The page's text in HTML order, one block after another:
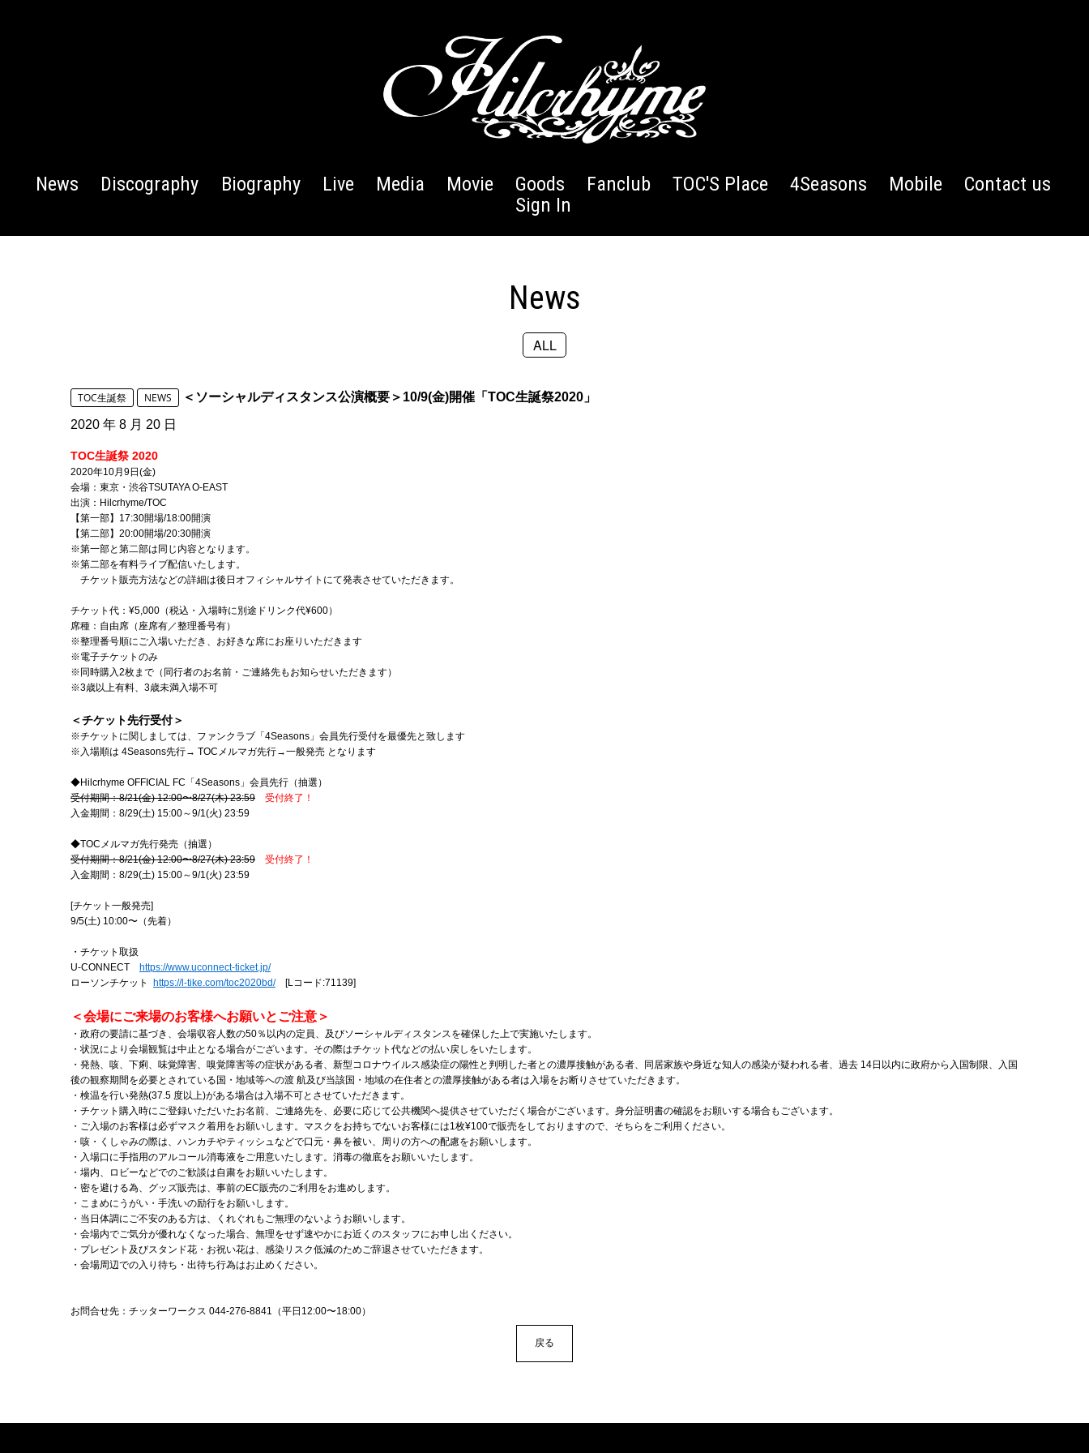
News Discography Biography Live Media Movie Goods Fanclub TOC'S Place 4Seasons Mobile
Contact us
Sign In
News
ALL
TOC生誕祭 NEWS ＜ソーシャルディスタンス公演概要＞10/9(金)開催「TOC生誕祭2020」
2020 年 8 月 20 日
TOC生誕祭 2020
2020年10月9日(金)
会場：東京・渋谷TSUTAYA O-EAST
出演：Hilcrhyme/TOC
【第一部】17:30開場/18:00開演
【第二部】20:00開場/20:30開演
※第一部と第二部は同じ内容となります。
※第二部を有料ライブ配信いたします。
チケット販売方法などの詳細は後日オフィシャルサイトにて発表させていただきます。
チケット代：¥5,000（税込・入場時に別途ドリンク代¥600）
席種：自由席（座席有／整理番号有）
※整理番号順にご入場いただき、お好きな席にお座りいただきます
※電子チケットのみ
※同時購入2枚まで（同行者のお名前・ご連絡先もお知らせいただきます）
※3歳以上有料、3歳未満入場不可
＜チケット先行受付＞
※チケットに関しましては、ファンクラブ「4Seasons」会員先行受付を最優先と致します
※入場順は 4Seasons先行→ TOCメルマガ先行→一般発売 となります
◆Hilcrhyme OFFICIAL FC「4Seasons」会員先行（抽選）
受付期間：8/21(金) 12:00〜8/27(木) 23:59
受付終了！
入金期間：8/29(土) 15:00～9/1(火) 23:59
◆TOCメルマガ先行発売（抽選）
受付期間：8/21(金) 12:00〜8/27(木) 23:59
受付終了！
入金期間：8/29(土) 15:00～9/1(火) 23:59
[チケット一般発売]
9/5(土) 10:00〜（先着）
・チケット取扱
U-CONNECT https://www.uconnect-ticket.jp/
ローソンチケット https://l-tike.com/toc2020bd/[Lコード:71139]
＜会場にご来場のお客様へお願いとご注意＞
・政府の要請に基づき、会場収容人数の50％以内の定員、及びソーシャルディスタンスを確保した上で実施いたします。
・状況により会場観覧は中止となる場合がございます。その際はチケット代などの払い戻しをいたします。
・発熱、咳、下痢、味覚障害、嗅覚障害等の症状がある者、新型コロナウイルス感染症の陽性と判明した者との濃厚接触がある者、同居家族や身近な知人の感染が疑われる者、過去 14日以内に政府から入国制限、入国
後の観察期間を必要とされている国・地域等への渡 航及び当該国・地域の在住者との濃厚接触がある者は入場をお断りさせていただきます。
・検温を行い発熱(37.5 度以上)がある場合は入場不可とさせていただきます。
・チケット購入時にご登録いただいたお名前、ご連絡先を、必要に応じて公共機関へ提供させていただく場合がございます。身分証明書の確認をお願いする場合もございます。
・ご入場のお客様は必ずマスク着用をお願いします。マスクをお持ちでないお客様には1枚¥100で販売をしておりますので、そちらをご利用ください。
・咳・くしゃみの際は、ハンカチやティッシュなどで口元・鼻を被い、周りの方への配慮をお願いします。
・入場口に手指用のアルコール消毒液をご用意いたします。消毒の徹底をお願いいたします。
・場内、ロビーなどでのご歓談は自粛をお願いいたします。
・密を避ける為、グッズ販売は、事前のEC販売のご利用をお進めします。
・こまめにうがい・手洗いの励行をお願いします。
・当日体調にご不安のある方は、くれぐれもご無理のないようお願いします。
・会場内でご気分が優れなくなった場合、無理をせず速やかにお近くのスタッフにお申し出ください。
・プレゼント及びスタンド花・お祝い花は、感染リスク低減のためご辞退させていただきます。
・会場周辺での入り待ち・出待ち行為はお止めください。
お問合せ先：チッターワークス 044-276-8841（平日12:00〜18:00）
戻る